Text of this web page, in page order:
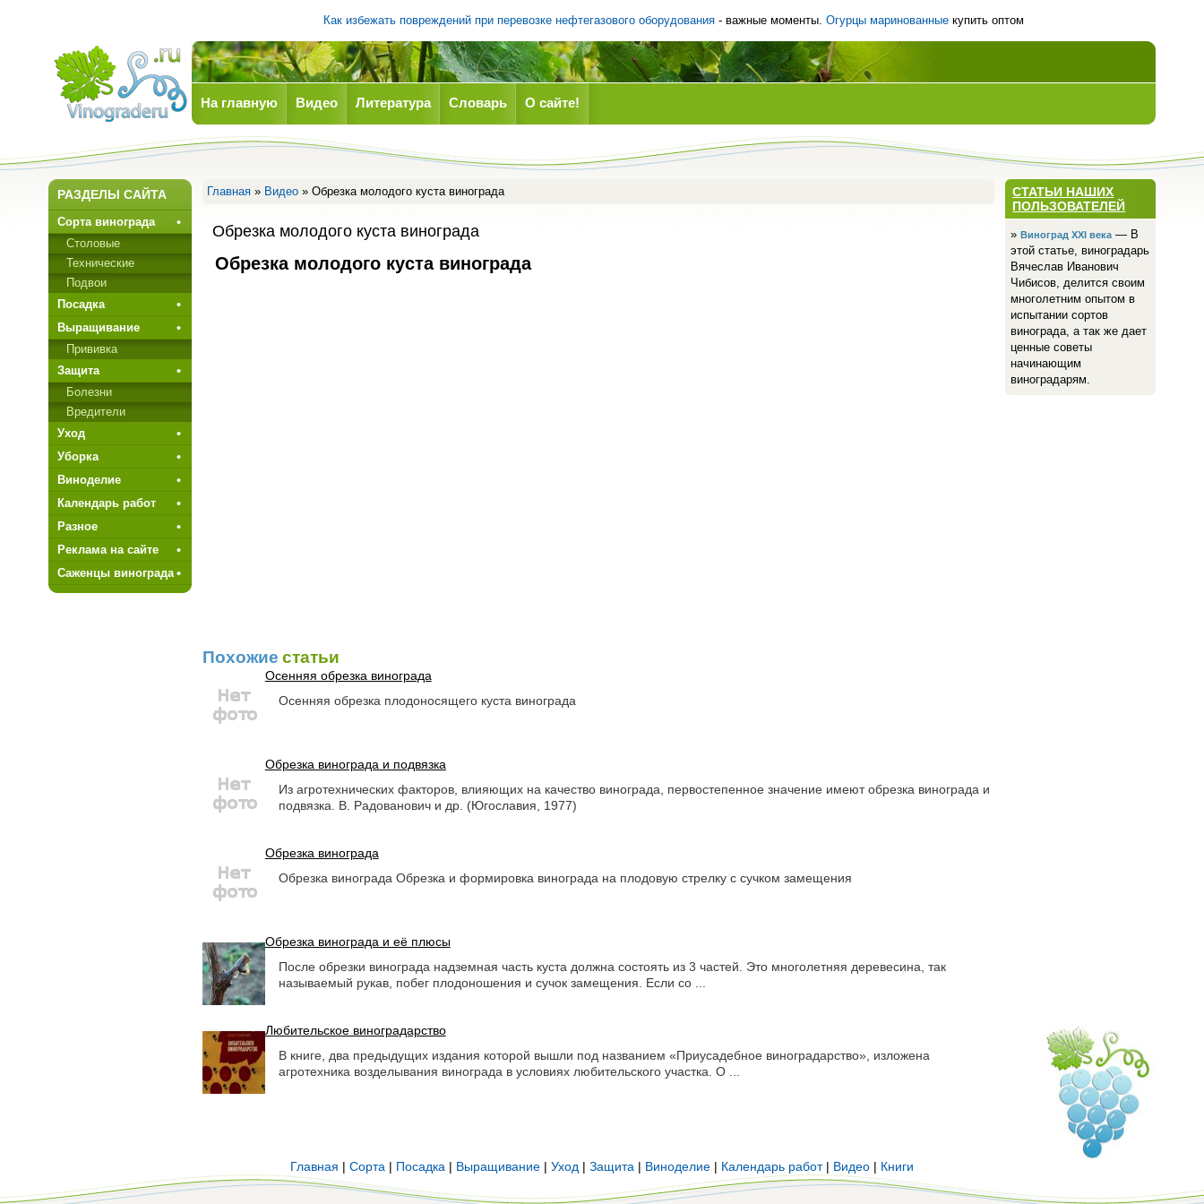
Как избежать повреждений при перевозке нефтегазового оборудования - важные моменты. Огурцы маринованные купить оптом
На главную Видео Литература Словарь О сайте!
Главная» Видео» Обрезка молодого куста винограда
Обрезка молодого куста винограда
Обрезка молодого куста винограда
Похожие статьи
Осенняя обрезка винограда
Осенняя обрезка плодоносящего куста винограда
Обрезка винограда и подвязка
Из агротехнических факторов, влияющих на качество винограда, первостепенное значение имеют обрезка винограда и
подвязка. В. Радованович и др. (Югославия, 1977)
Обрезка винограда
Обрезка винограда Обрезка и формировка винограда на плодовую стрелку с сучком замещения
Обрезка винограда и её плюсы
После обрезки винограда надземная часть куста должна состоять из 3 частей. Это многолетняя деревесина, так
называемый рукав, побег плодоношения и сучок замещения. Если со ...
Любительское виноградарство
В книге, два предыдущих издания которой вышли под названием «Приусадебное виноградарство», изложена
агротехника возделывания винограда в условиях любительского участка. О ...
СТАТЬИ НАШИХ
ПОЛЬЗОВАТЕЛЕЙ
»Виноград ХХI века— В
этой статье, виноградарь
Вячеслав Иванович
Чибисов, делится своим
многолетним опытом в
испытании сортов
винограда, а так же дает
ценные советы
начинающим
виноградарям.
РАЗДЕЛЫ САЙТА
Сорта винограда
Столовые
Технические
Подвои
Посадка
Выращивание
Прививкa
Защита
Болезни
Вредители
Уход
Уборка
Виноделие
Календарь работ
Разное
Реклама на сайте
Саженцы винограда
Главная | Сорта | Посадка | Выращивание | Уход | Защита | Виноделие | Календарь работ| Видео | Книги